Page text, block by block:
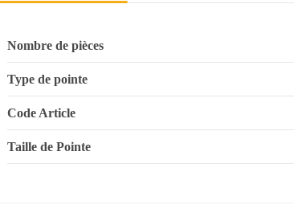
Nombre de pièces
Type de pointe
Code Article
Taille de Pointe